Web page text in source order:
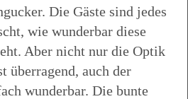
Die Gäste sind jedes
wie wunderbar diese
Aber nicht nur die Optik
überragend, auch der
wunderbar. Die bunte